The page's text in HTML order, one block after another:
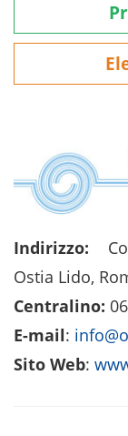
Indirizzo:
Ostia Lido,
Centralino:
E-mail:
Sito Web: